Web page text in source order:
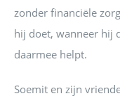
zonder financiële
hij doet, wanneer hij
daarmee helpt.
Soemit en zijn